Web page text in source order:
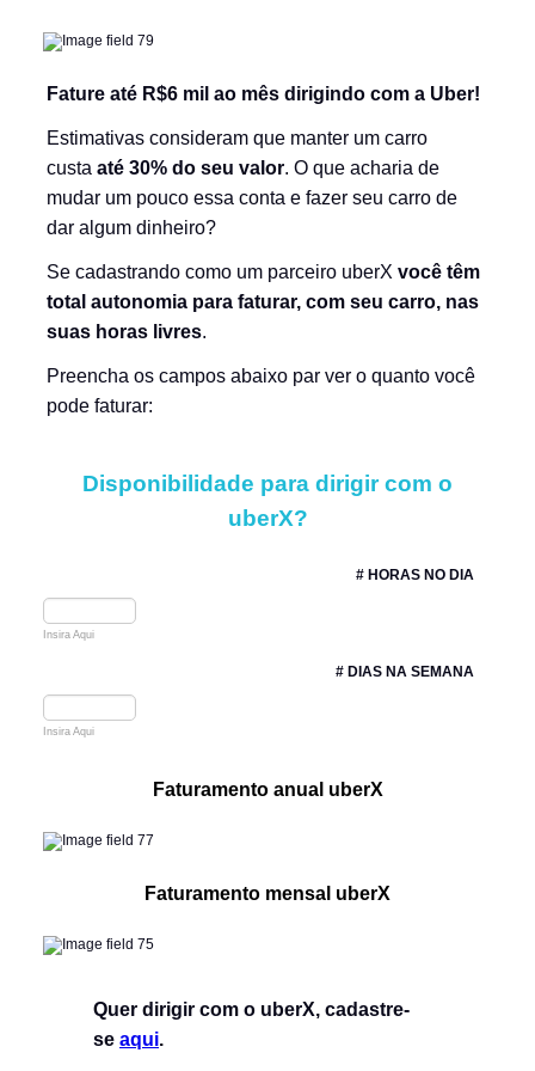
Fature até R$6 mil ao mês dirigindo com a Uber!
Estimativas consideram que manter um carro
custa até 30% do seu valor. O que acharia de
mudar um pouco essa conta e fazer seu carro de
dar algum dinheiro?
Se cadastrando como um parceiro uberX você têm
total autonomia para faturar, com seu carro, nas
suas horas livres.
Preencha os campos abaixo par ver o quanto você
pode faturar:
Disponibilidade para dirigir com o
uberX?
# HORAS NO DIA
Insira Aqui
# DIAS NA SEMANA
Insira Aqui
Faturamento anual uberX
Faturamento mensal uberX
Quer dirigir com o uberX, cadastre-
se aqui.